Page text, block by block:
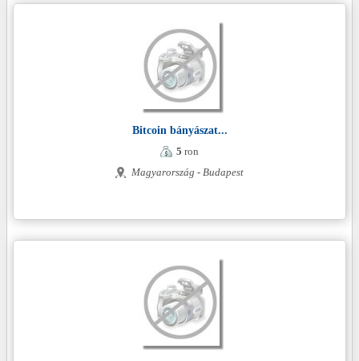
Bitcoin bányászat...
5 ron
Magyarország - Budapest